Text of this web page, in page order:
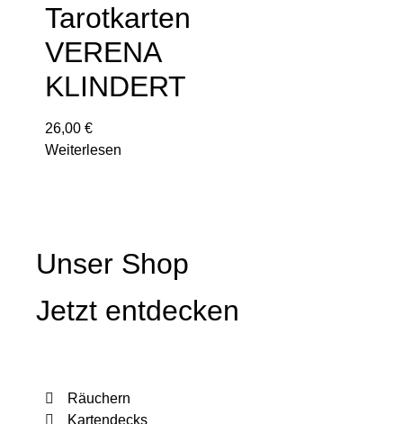
Tarotkarten
VERENA
KLINDERT
26,00 €
Weiterlesen
Unser Shop
Jetzt entdecken
Räuchern
Kartendecks